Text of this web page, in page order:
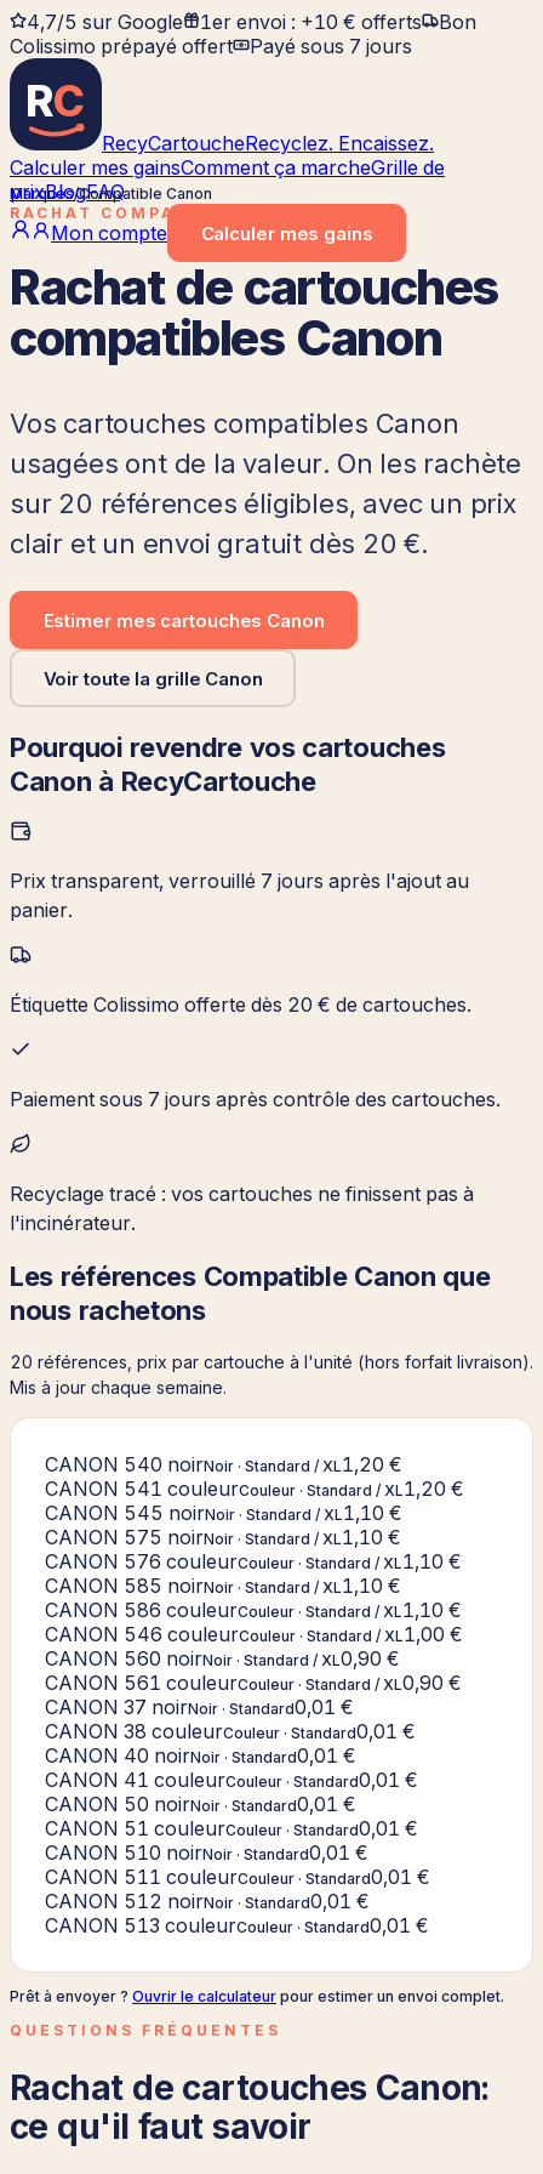
4,7/5 sur Google 1er envoi : +10 € offerts
Bon
Colissimo prépayé offert
Payé sous 7 jours
RC
RecyCartoucheRecyclez. Encaissez.
Calculer mes gainsComment ça marcheGrille de
prixBlogFAQ
Mon compte
Calculermes gains
Marques/Compatible Canon
RACHAT COMPATIBLE CANON
Rachat de cartouches
compatibles Canon
Vos cartouches compatibles Canon
usagées ont de la valeur. On les rachète
sur 20 références éligibles, avec un prix
clair et un envoi gratuit dès 20 €.
Estimer mes cartouches Canon
Voir toute la grille Canon
Pourquoi revendre vos cartouches
Canon à RecyCartouche
Prix transparent, verrouillé 7 jours après l'ajout au
panier.
Étiquette Colissimo offerte dès 20 € de cartouches.
Paiement sous 7 jours après contrôle des cartouches.
Recyclage tracé : vos cartouches ne finissent pas à
l'incinérateur.
Les références Compatible Canon que
nous rachetons
20 références , prix par cartouche à l'unité (hors forfait livraison).
Mis à jour chaque semaine.
CANON 540 noirNoir · Standard / XL1,20 €
CANON 541 couleurCouleur · Standard / XL1,20 €
CANON 545 noirNoir · Standard / XL1,10 €
CANON 575 noirNoir · Standard / XL1,10 €
CANON 576 couleurCouleur · Standard / XL1,10 €
CANON 585 noirNoir · Standard / XL1,10 €
CANON 586 couleurCouleur · Standard / XL1,10 €
CANON 546 couleurCouleur · Standard / XL1,00 €
CANON 560 noirNoir · Standard / XL0,90 €
CANON 561 couleurCouleur · Standard / XL0,90 €
CANON 37 noirNoir · Standard0,01 €
CANON 38 couleurCouleur · Standard0,01 €
CANON 40 noirNoir · Standard0,01 €
CANON 41 couleurCouleur · Standard0,01 €
CANON 50 noirNoir · Standard0,01 €
CANON 51 couleurCouleur · Standard0,01 €
CANON 510 noirNoir · Standard0,01 €
CANON 511 couleurCouleur · Standard0,01 €
CANON 512 noirNoir · Standard0,01 €
CANON 513 couleurCouleur · Standard0,01 €
Prêt à envoyer ? Ouvrir le calculateur pour estimer un envoi complet.
QUESTIONS FRÉQUENTES
Rachat de cartouches Canon:
ce qu'il faut savoir